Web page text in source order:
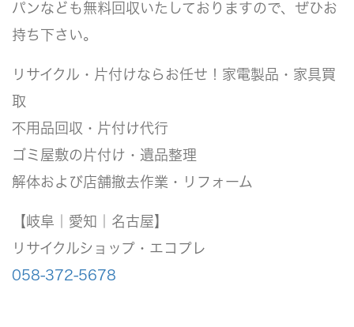
パンなども無料回収いたしておりますので、ぜひお
持ち下さい。
リサイクル・片付けならお任せ！家電製品・家具買
取
不用品回収・片付け代行
ゴミ屋敷の片付け・遺品整理
解体および店舗撤去作業・リフォーム
【岐阜｜愛知｜名古屋】
リサイクルショップ・エコプレ
058-372-5678